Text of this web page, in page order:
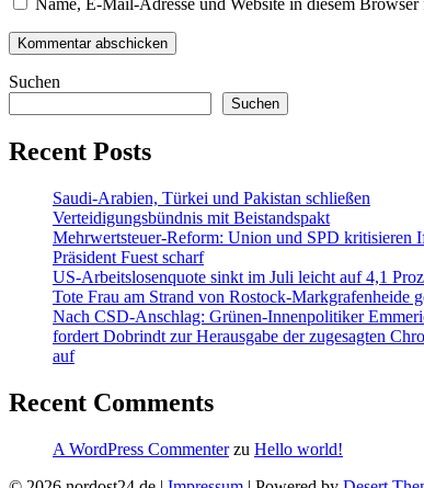
Name, E-Mail-Adresse und Website in diesem
Suchen
Suchen
Recent Posts
Saudi-Arabien, Türkei und Pakistan schließen
Verteidigungsbündnis mit Beistandspakt
Mehrwertsteuer-Reform: Union und SPD kritisieren
Präsident Fuest scharf
US-Arbeitslosenquote sinkt im Juli leicht auf 4,1
Tote Frau am Strand von Rostock-Markgrafenheide
Nach CSD-Anschlag: Grünen-Innenpolitiker
fordert Dobrindt zur Herausgabe der zugesagten
auf
Recent Comments
A WordPress Commenterzu Hello world!